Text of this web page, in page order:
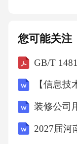
排查核实，全
其中市本级排
目42个，具体
审批环节问题
12个项目存在
您可能关注
GB/T
装修公司